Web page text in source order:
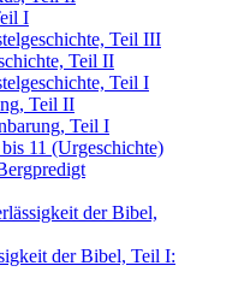
I
Teil III
Teil II
Teil I
Teil II
Teil I
11 (Urgeschichte)
der Bibel,
der Bibel, Teil I: